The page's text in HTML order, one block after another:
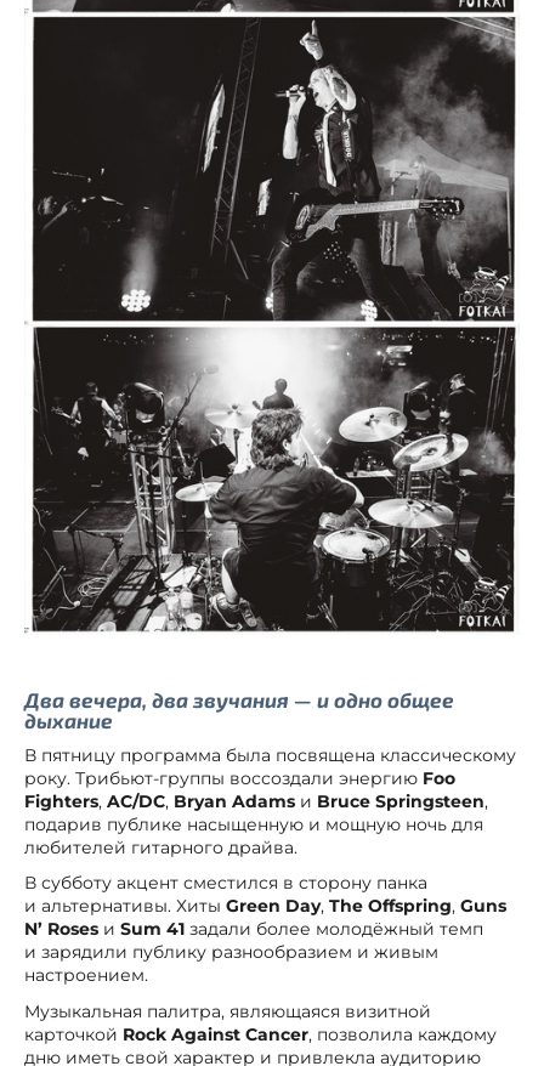
Два вечера, два звучания — и одно общее
дыхание
В пятницу программа была посвящена классическому
року. Трибьют-группы воссоздали энергию Foo
Fighters, AC/DC, Bryan Adams и Bruce Springsteen,
подарив публике насыщенную и мощную ночь для
любителей гитарного драйва.
В субботу акцент сместился в сторону панка
и альтернативы. Хиты Green Day, The Offspring, Guns
N’ Roses и Sum 41 задали более молодёжный темп
и зарядили публику разнообразием и живым
настроением.
Музыкальная палитра, являющаяся визитной
карточкой Rock Against Cancer, позволила каждому
дню иметь свой характер и привлекла аудиторию